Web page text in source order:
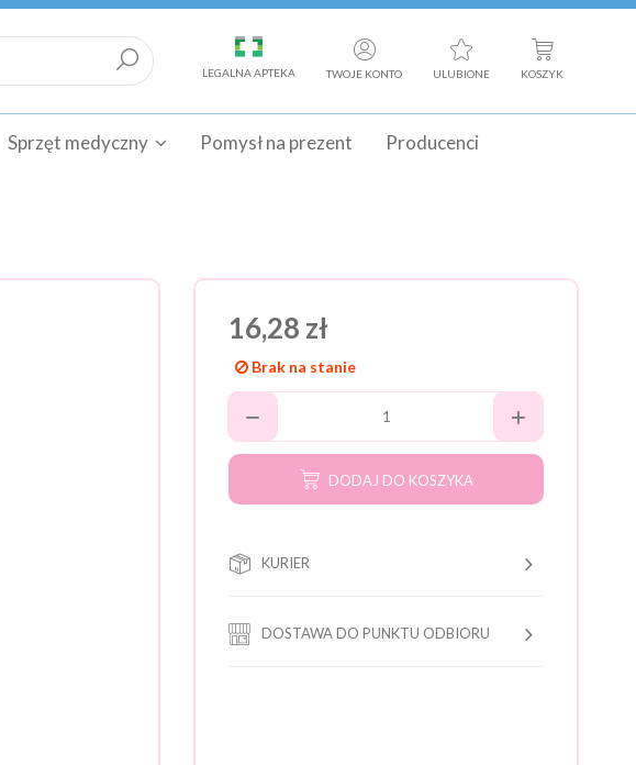
TWOJE KONTO
LEGALNA APTEKA ULUBIONE KOSZYK
Sprzęt medyczny Pomysł na prezent Producenci
16,28 zł
Brak na stanie
DODAJ DO KOSZYKA
KURIER
DOSTAWA DO PUNKTU ODBIORU